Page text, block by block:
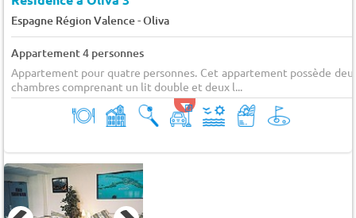
Espagne Région Valence-Oliva
Appartement 4 personnes
Appartement pour quatre personnes. Cet appartement possède
chambres comprenant un lit double et deux l...